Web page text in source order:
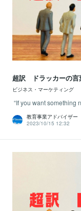
超訳 ドラッカーの
ビジネス・マーケティング
“If you want something
教育事業アドバイザ
2023/10/15 12:32